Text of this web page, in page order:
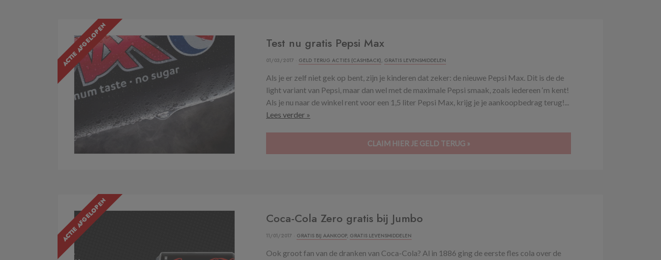
ACTIE AFGELOPEN Test nu gratis Pepsi Max
01/03/2017 · GELD TERUG ACTIES (CASHBACK), GRATIS LEVENSMIDDELEN
Als je er zelf niet gek op bent, zijn je kinderen dat zeker: de nieuwe Pepsi Max. Dit is de de
light variant van Pepsi, maar dan wel met de maximale Pepsi smaak, zoals iedereen ‘m kent!
Als je nu naar de winkel rent voor een 1,5 liter Pepsi Max, krijg je je aankoopbedrag terug!...
Lees verder »
CLAIM HIER JE GELD TERUG »
ACTIE AFGELOPEN Coca-Cola Zero gratis bij Jumbo
11/01/2017 · GRATIS BIJ AANKOOP, GRATIS LEVENSMIDDELEN
Ook groot fan van de dranken van Coca-Cola? Al in 1886 ging de eerste fles cola over de